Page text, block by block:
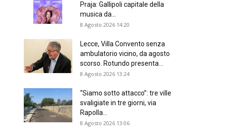
Praja: Gallipoli capitale della
musica da...
8 Agosto 2026 14:20
Lecce, Villa Convento senza
ambulatorio vicino, da agosto
scorso. Rotundo presenta...
8 Agosto 2026 13:24
“Siamo sotto attacco”: tre ville
svaligiate in tre giorni, via
Rapolla...
8 Agosto 2026 13:06